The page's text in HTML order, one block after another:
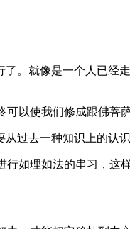
。就像是一个人已经
以使我们修成跟佛菩萨
过去一种知识上的认识
如理如法的串习，这